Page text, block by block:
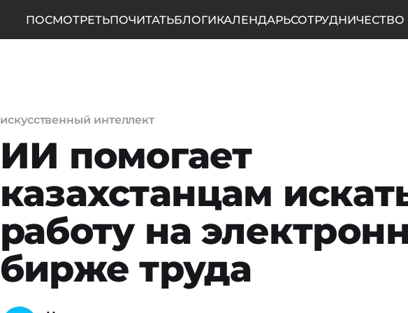
ПОСМОТРЕТЬПОЧИТАТЬБЛОГИКАЛЕНДАРЬСОТРУДНИЧЕСТВО
искусственный интеллект
ИИ помогает
казахстанцам
работу на
бирже труда